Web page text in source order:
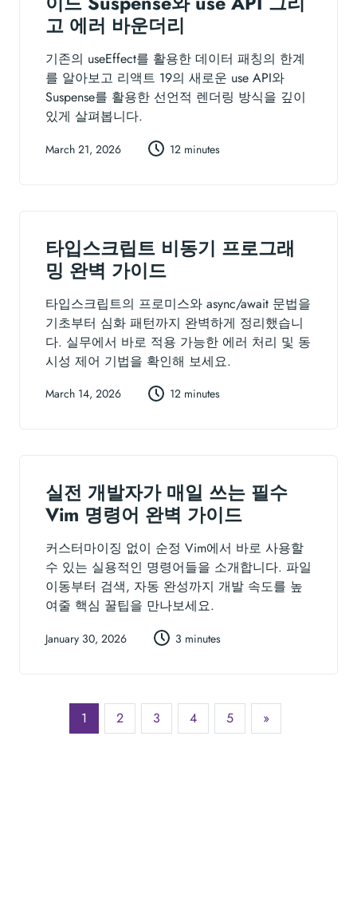
고 에러 바운더리
기존의 useEffect를 활용한 데이터 패칭의 한계
를 알아보고 리액트 19의 새로운 use API와
Suspense를 활용한 선언적 렌더링 방식을 깊이
있게 살펴봅니다.
March 21, 2026 12 minutes
타입스크립트 비동기 프로그래
밍 완벽 가이드
타입스크립트의 프로미스와 async/await 문법을
기초부터 심화 패턴까지 완벽하게 정리했습니
다. 실무에서 바로 적용 가능한 에러 처리 및 동
시성 제어 기법을 확인해 보세요.
March 14, 2026 12 minutes
실전 개발자가 매일 쓰는 필수
Vim 명령어 완벽 가이드
커스터마이징 없이 순정 Vim에서 바로 사용할
수 있는 실용적인 명령어들을 소개합니다. 파일
이동부터 검색, 자동 완성까지 개발 속도를 높
여줄 핵심 꿀팁을 만나보세요.
January 30, 2026 3 minutes
1 2 3 4 5 »